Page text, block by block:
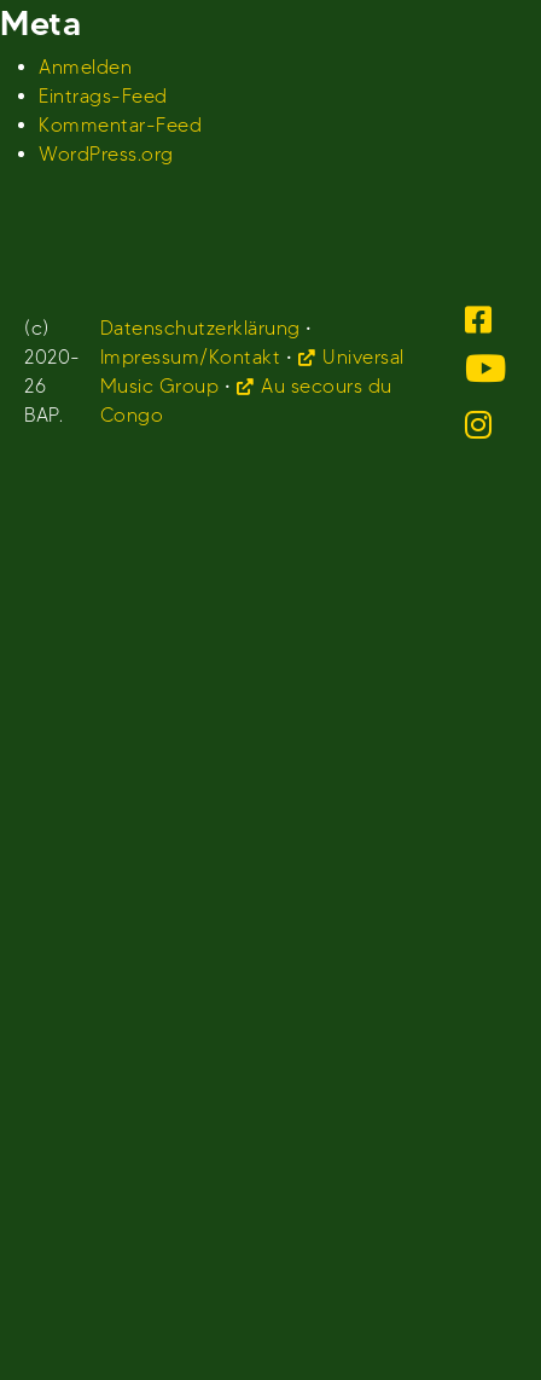
Meta
Anmelden
Eintrags-Feed
Kommentar-Feed
WordPress.org
(c)
2020-
26
BAP.
Datenschutzerklärung •
Impressum/Kontakt •
Universal
Music Group •
Au secours du
Congo